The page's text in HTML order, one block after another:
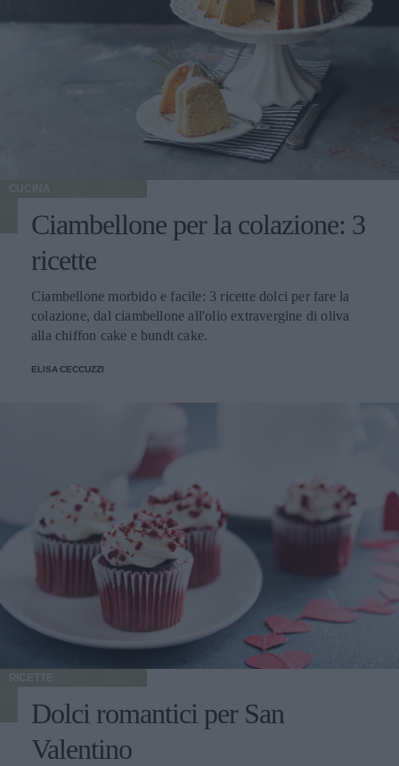
CUCINA
Ciambellone per la colazione: 3
ricette
Ciambellone morbido e facile: 3 ricette dolci per fare la
colazione, dal ciambellone all'olio extravergine di oliva
alla chiffon cake e bundt cake.
ELISA CECCUZZI
RICETTE
Dolci romantici per San
Valentino